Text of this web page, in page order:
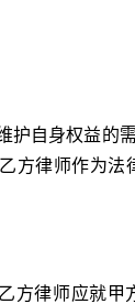
护自身权益的
方律师作为
方律师应就甲